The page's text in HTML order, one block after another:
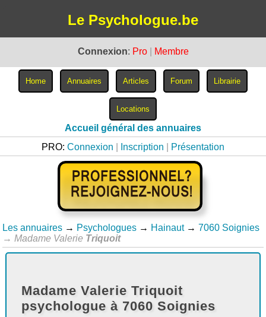
Le Psychologue.be
Connexion: Pro Membre
Accueil général des annuaires
PRO: Connexion Inscription Présentation
Les annuaires → Psychologues → Hainaut → 7060 Soignies
→ Madame Valerie Triquoit
Madame Valerie Triquoit
psychologue à 7060 Soignies